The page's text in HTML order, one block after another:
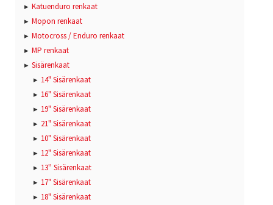
Katuenduro renkaat
Mopon renkaat
Motocross / Enduro renkaat
MP renkaat
Sisärenkaat
14" Sisärenkaat
16" Sisärenkaat
19" Sisärenkaat
21" Sisärenkaat
10" Sisärenkaat
12" Sisärenkaat
13'' Sisärenkaat
17" Sisärenkaat
18" Sisärenkaat